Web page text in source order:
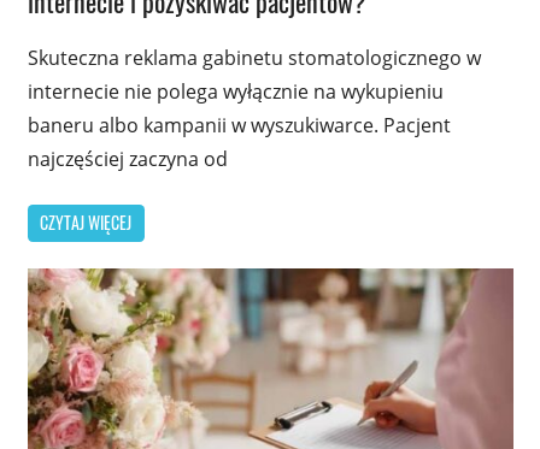
Skuteczna reklama gabinetu stomatologicznego w
internecie nie polega wyłącznie na wykupieniu
baneru albo kampanii w wyszukiwarce. Pacjent
najczęściej zaczyna od
CZYTAJ WIĘCEJ